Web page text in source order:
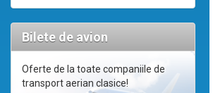
Bilete de avion
Oferte de la toate companiile de
transport aerian clasice!